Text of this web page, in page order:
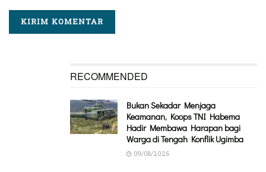
RECOMMENDED
Bukan Sekadar Menjaga
Keamanan, Koops TNI Habema
Hadir Membawa Harapan bagi
Warga di Tengah Konflik Ugimba
09/08/2026